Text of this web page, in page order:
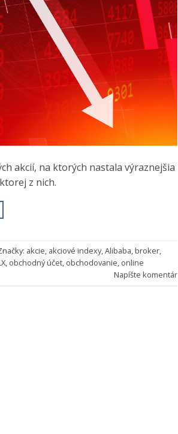
akcií, na ktorých nastala výraznejšia
z nich.
akcie, akciové indexy,Alibaba,broker,
, obchodný účet, obchodovanie, online
Napíšte komentár